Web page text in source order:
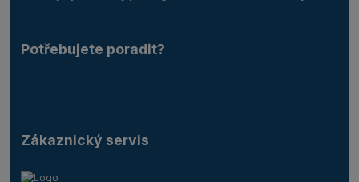
Potřebujete poradit?
Zákaznický servis